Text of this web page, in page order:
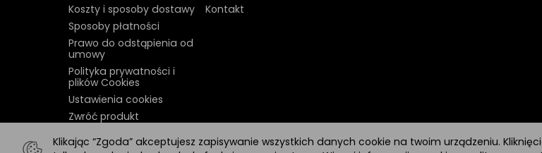
Koszty i sposoby dostawy
Sposoby płatności
Prawo do odstąpienia od
umowy
Polityka prywatności i
plików Cookies
Ustawienia cookies
Zwróć produkt
Kontakt
Klikając “Zgoda” akceptujesz zapisywanie wszystkich danych cookie na twoim urządzeniu.